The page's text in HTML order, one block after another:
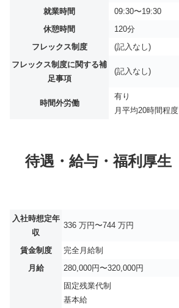
就業時間
09:30〜19:30
休憩時間
120分
フレックス制度
(記入なし)
フレックス制度に関する補
足事項
(記入なし)
時間外労働
有り
月平均20時間程度
待遇・給与・福利厚生
入社時想定年
収
336 万円〜744 万円
賃金制度
完全月給制
月給
280,000円〜320,000円
固定残業代制
基本給